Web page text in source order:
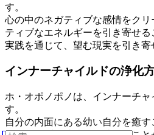
す。
心の中のネガティブな感情をク
ティブなエネルギーを引き寄せる
実践を通じて、望む現実を引き寄
インナーチャイルドの浄化
ホ・オポノポノは、インナーチ
す。
自分の内面にある幼い自分を癒